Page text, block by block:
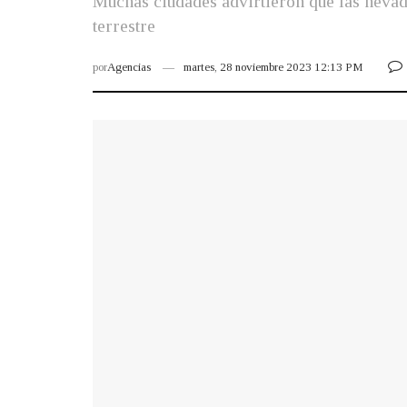
terrestre
porAgencias martes, 28 noviembre 2023 12:13 PM